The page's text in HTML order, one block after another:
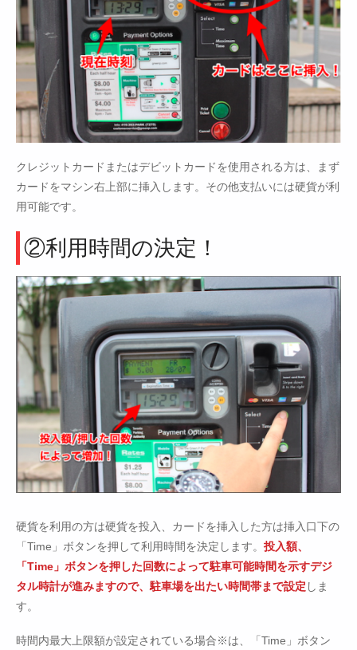
クレジットカードまたはデビットカードを使用される方は、まず
カードをマシン右上部に挿入します。その他支払いには硬貨が利
用可能です。
②利用時間の決定！
硬貨を利用の方は硬貨を投入、カードを挿入した方は挿入口下の
「Time」ボタンを押して利用時間を決定します。 投入額、
「Time」ボタンを押した回数によって駐車可能時間を示すデジ
タル時計が進みますので、駐車場を出たい時間帯まで設定 しま
す。
時間内最大上限額が設定されている場合※は、「Time」ボタン